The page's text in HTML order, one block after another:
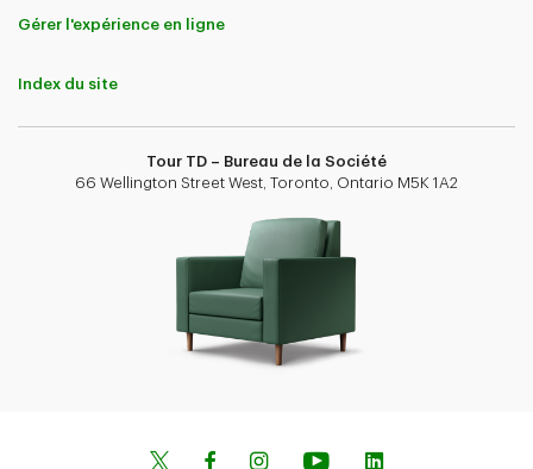
Gérer l'expérience en ligne
Index du site
Tour TD – Bureau de la Société
66 Wellington Street West, Toronto, Ontario M5K 1A2